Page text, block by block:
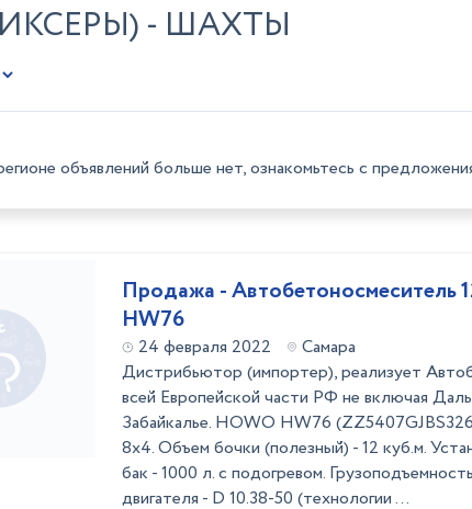
- ШАХТЫ
объявлений больше нет, ознакомьтесь с
Продажа - Автобетоносмеситель
HW76
24 февраля 2022
Самара
Дистрибьютор (импортер), реализует
всей Европейской части РФ не включая
Забайкалье. HOWO HW76
8х4. Объем бочки (полезный) - 12 куб.м.
бак - 1000 л. с подогревом.
двигателя - D 10.38-50 (технологии ...